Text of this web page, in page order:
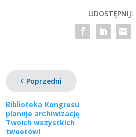
UDOSTĘPNIJ:
Poprzedni
Biblioteka Kongresu
planuje archiwizację
Twoich wszystkich
tweetów!